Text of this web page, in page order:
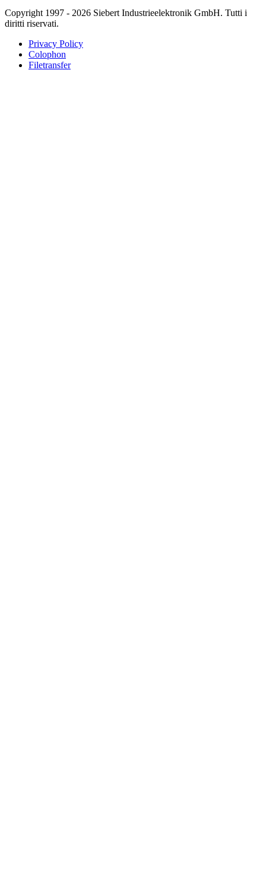
Copyright 1997 - 2026 Siebert Industrieelektronik GmbH. Tutti i
diritti riservati.
Privacy Policy
Colophon
Filetransfer